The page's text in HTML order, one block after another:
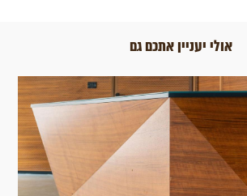
אולי יעניין אתכם גם